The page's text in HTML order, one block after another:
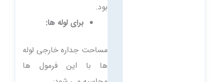
بود.
برای لوله ها:
مساحت جداره خارجی لوله
ها با این فرمول ها